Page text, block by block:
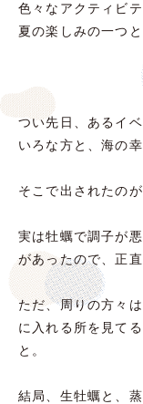
色々なアクティビ
夏の楽しみの一つ
つい先日、あるイ
いろな方と、海の
そこで出されたの
実は牡蠣で調子が
があったので、正
ただ、周りの方々
に入れる所を見て
と。
結局、生牡蠣と、